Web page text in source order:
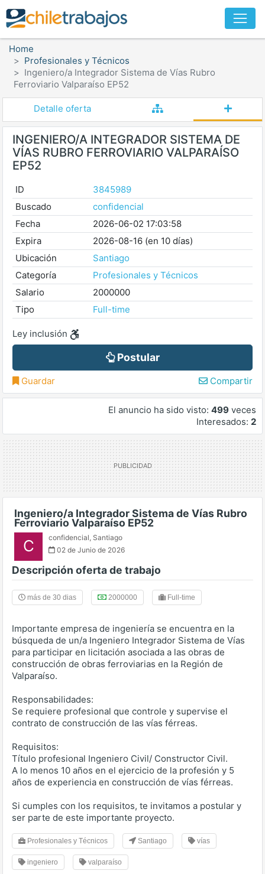
Home
Profesionales y Técnicos
Ingeniero/a Integrador Sistema de Vías Rubro
Ferroviario Valparaíso EP52
Detalle oferta
INGENIERO/A INTEGRADOR SISTEMA DE
VÍAS RUBRO FERROVIARIO VALPARAÍSO
EP52
ID
3845989
Buscado
confidencial
Fecha
2026-06-02 17:03:58
Expira
2026-08-16 (en 10 días)
Ubicación
Santiago
Categoría
Profesionales y Técnicos
Salario
2000000
Tipo
Full-time
Ley inclusión
Postular
Guardar Compartir
El anuncio ha sido visto: 499 veces
Interesados: 2
Ingeniero/a Integrador Sistema de Vías Rubro
Ferroviario Valparaíso EP52
C confidencial, Santiago
02 de Junio de 2026
Descripción oferta de trabajo
más de 30 dias 2000000 Full-time
Importante empresa de ingeniería se encuentra en la
búsqueda de un/a Ingeniero Integrador Sistema de Vías
para participar en licitación asociada a las obras de
construcción de obras ferroviarias en la Región de
Valparaíso.
Responsabilidades:
Se requiere profesional que controle y supervise el
contrato de construcción de las vías férreas.
Requisitos:
Título profesional Ingeniero Civil/ Constructor Civil.
A lo menos 10 años en el ejercicio de la profesión y 5
años de experiencia en construcción de vías férreas.
Si cumples con los requisitos, te invitamos a postular y
ser parte de este importante proyecto.
Profesionales y Técnicos Santiago vías
ingeniero valparaíso